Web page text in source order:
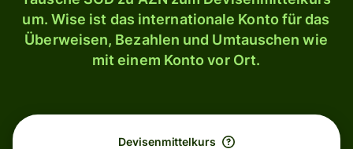
um. Wise ist das internationale Konto für das
Überweisen, Bezahlen und Umtauschen wie
mit einem Konto vor Ort.
Devisenmittelkurs